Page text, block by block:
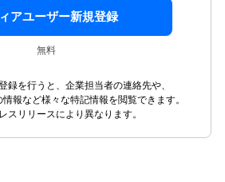
アユーザー新規登録
無料
録を行うと、企業担当者の連絡先や、
報など様々な特記情報を閲覧できます。
スリリースにより異なります。